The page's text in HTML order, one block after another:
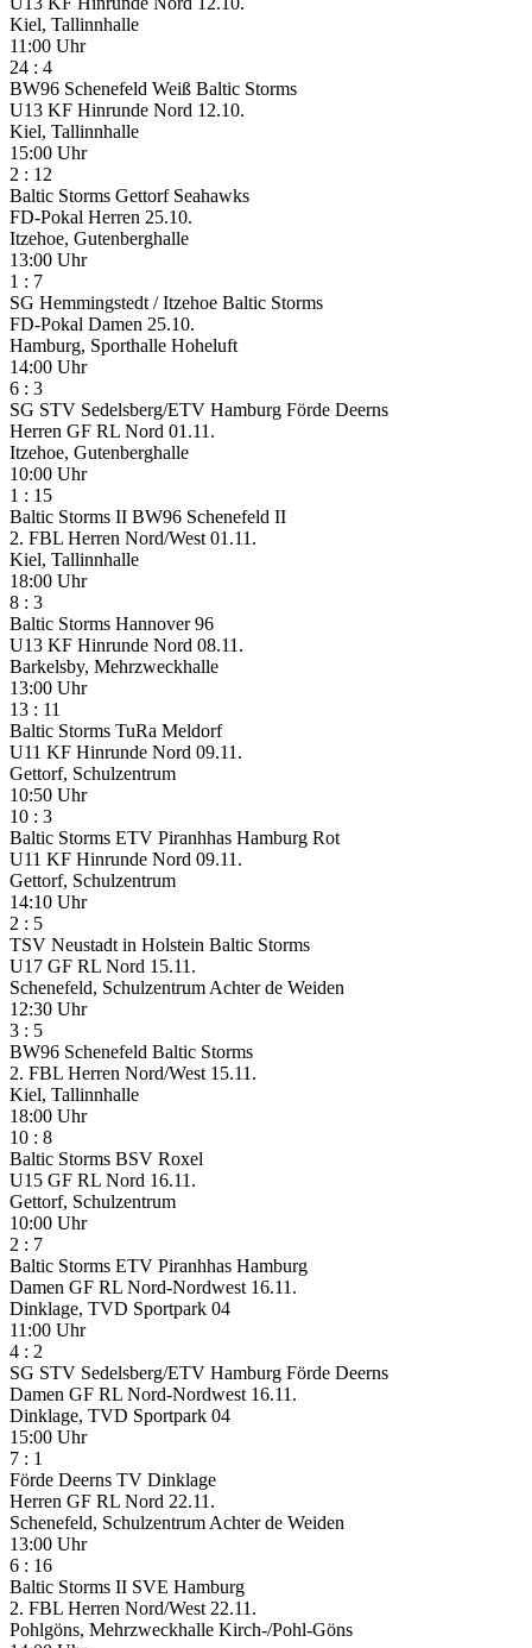
Kiel, Tallinnhalle
11:00 Uhr
24 : 4
BW96 Schenefeld Weiß Baltic Storms
U13 KF Hinrunde Nord 12.10.
Kiel, Tallinnhalle
15:00 Uhr
2 : 12
Baltic Storms Gettorf Seahawks
FD-Pokal Herren 25.10.
Itzehoe, Gutenberghalle
13:00 Uhr
1 : 7
SG Hemmingstedt / Itzehoe Baltic Storms
FD-Pokal Damen 25.10.
Hamburg, Sporthalle Hoheluft
14:00 Uhr
6 : 3
SG STV Sedelsberg/ETV Hamburg Förde Deerns
Herren GF RL Nord 01.11.
Itzehoe, Gutenberghalle
10:00 Uhr
1 : 15
Baltic Storms II BW96 Schenefeld II
2. FBL Herren Nord/West 01.11.
Kiel, Tallinnhalle
18:00 Uhr
8 : 3
Baltic Storms Hannover 96
U13 KF Hinrunde Nord 08.11.
Barkelsby, Mehrzweckhalle
13:00 Uhr
13 : 11
Baltic Storms TuRa Meldorf
U11 KF Hinrunde Nord 09.11.
Gettorf, Schulzentrum
10:50 Uhr
10 : 3
Baltic Storms ETV Piranhhas Hamburg Rot
U11 KF Hinrunde Nord 09.11.
Gettorf, Schulzentrum
14:10 Uhr
2 : 5
TSV Neustadt in Holstein Baltic Storms
U17 GF RL Nord 15.11.
Schenefeld, Schulzentrum Achter de Weiden
12:30 Uhr
3 : 5
BW96 Schenefeld Baltic Storms
2. FBL Herren Nord/West 15.11.
Kiel, Tallinnhalle
18:00 Uhr
10 : 8
Baltic Storms BSV Roxel
U15 GF RL Nord 16.11.
Gettorf, Schulzentrum
10:00 Uhr
2 : 7
Baltic Storms ETV Piranhhas Hamburg
Damen GF RL Nord-Nordwest 16.11.
Dinklage, TVD Sportpark 04
11:00 Uhr
4 : 2
SG STV Sedelsberg/ETV Hamburg Förde Deerns
Damen GF RL Nord-Nordwest 16.11.
Dinklage, TVD Sportpark 04
15:00 Uhr
7 : 1
Förde Deerns TV Dinklage
Herren GF RL Nord 22.11.
Schenefeld, Schulzentrum Achter de Weiden
13:00 Uhr
6 : 16
Baltic Storms II SVE Hamburg
2. FBL Herren Nord/West 22.11.
Pohlgöns, Mehrzweckhalle Kirch-/Pohl-Göns